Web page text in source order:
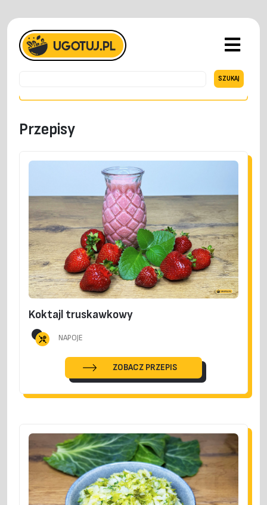
Przepisy
Koktajl truskawkowy
NAPOJE
ZOBACZ PRZEPIS